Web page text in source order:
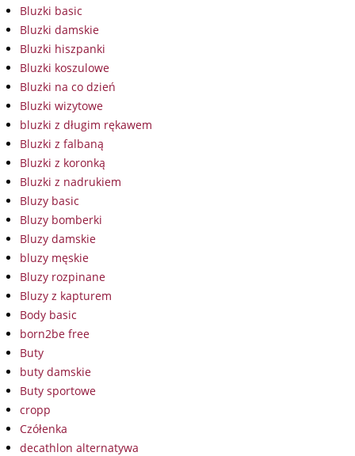
Bluzki basic
Bluzki damskie
Bluzki hiszpanki
Bluzki koszulowe
Bluzki na co dzień
Bluzki wizytowe
bluzki z długim rękawem
Bluzki z falbaną
Bluzki z koronką
Bluzki z nadrukiem
Bluzy basic
Bluzy bomberki
Bluzy damskie
bluzy męskie
Bluzy rozpinane
Bluzy z kapturem
Body basic
born2be free
Buty
buty damskie
Buty sportowe
cropp
Czółenka
decathlon alternatywa